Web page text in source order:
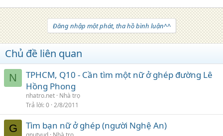
Đăng nhập một phát, tha hồ bình luận^^
Chủ đề liên quan
N
TPHCM, Q10 - Cần tìm một nữ ở ghép đường Lê
Hồng Phong
nhatro.net Nhà trọ
Trả lời 0 2/8/2011
G Tìm bạn nữ ở ghép (người Nghệ An)